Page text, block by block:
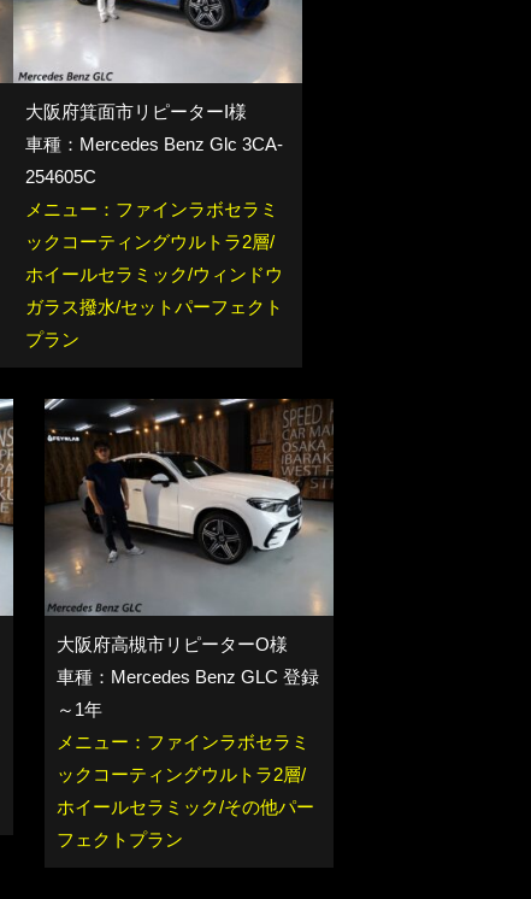
大阪府箕面市リピーターI様
車種：Mercedes Benz Glc 3CA-
254605C
メニュー：ファインラボセラミ
ックコーティングウルトラ2層/
ホイールセラミック/ウィンドウ
ガラス撥水/セットパーフェクト
プラン
大阪府高槻市リピーターO様
車種：Mercedes Benz GLC 登録
～1年
メニュー：ファインラボセラミ
ックコーティングウルトラ2層/
ホイールセラミック/その他パー
フェクトプラン